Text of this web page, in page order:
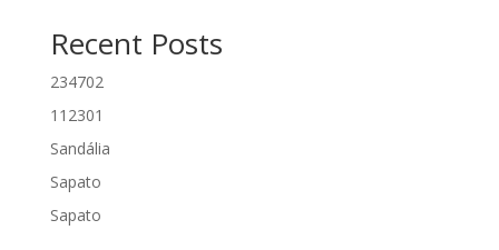
Recent Posts
234702
112301
Sandália
Sapato
Sapato